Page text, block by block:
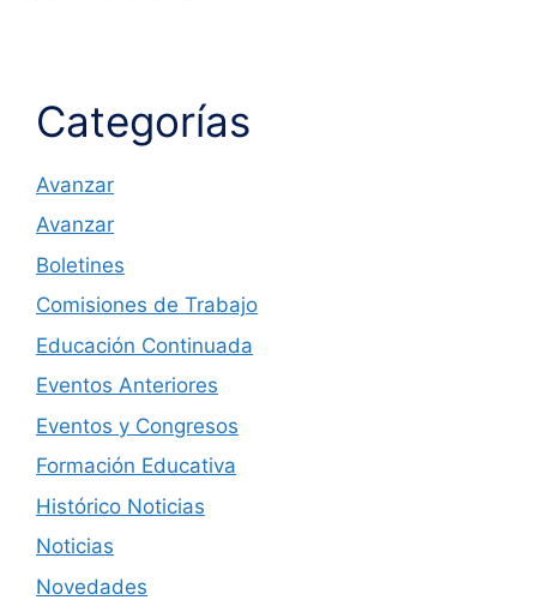
Categorías
Avanzar
Avanzar
Boletines
Comisiones de Trabajo
Educación Continuada
Eventos Anteriores
Eventos y Congresos
Formación Educativa
Histórico Noticias
Noticias
Novedades